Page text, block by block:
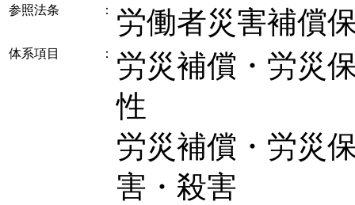
参照法条 ： 労働者災害補償
体系項目 ：
労災補償・労災
性
労災補償・労災
害・殺害